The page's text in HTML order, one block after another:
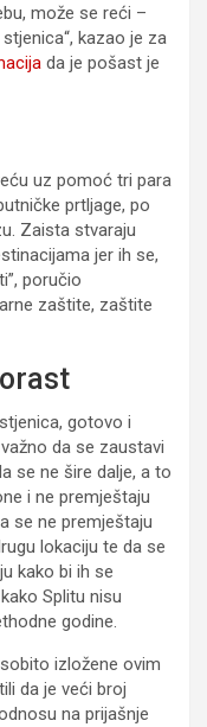
može se reći –
kazao je za
da je pošast je
uz pomoć tri para
prtljage, po
Zaista stvaraju
jer ih se,
poručio
zaštite, zaštite
gotovo i
da se zaustavi
se ne šire dalje, a to
i ne premještaju
se ne premještaju
lokaciju te da se
kako bi ih se
Splitu nisu
godine.
izložene ovim
da je veći broj
na prijašnje